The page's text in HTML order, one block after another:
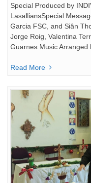
Special Produced by
LasalliansSpecial
Garcia FSC, and Siân
Jorge Roig, Valentina
Guarnes Music
Read More